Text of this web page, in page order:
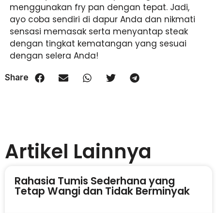
menggunakan fry pan dengan tepat. Jadi,
ayo coba sendiri di dapur Anda dan nikmati
sensasi memasak serta menyantap steak
dengan tingkat kematangan yang sesuai
dengan selera Anda!
Share
Artikel Lainnya
Rahasia Tumis Sederhana yang
Tetap Wangi dan Tidak Berminyak